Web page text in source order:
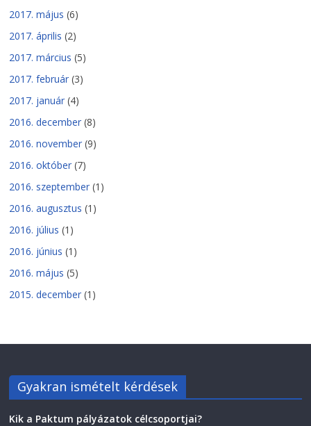
2017. május (6)
2017. április (2)
2017. március (5)
2017. február (3)
2017. január (4)
2016. december (8)
2016. november (9)
2016. október (7)
2016. szeptember (1)
2016. augusztus (1)
2016. július (1)
2016. június (1)
2016. május (5)
2015. december (1)
Gyakran ismételt kérdések
Kik a Paktum pályázatok célcsoportjai?